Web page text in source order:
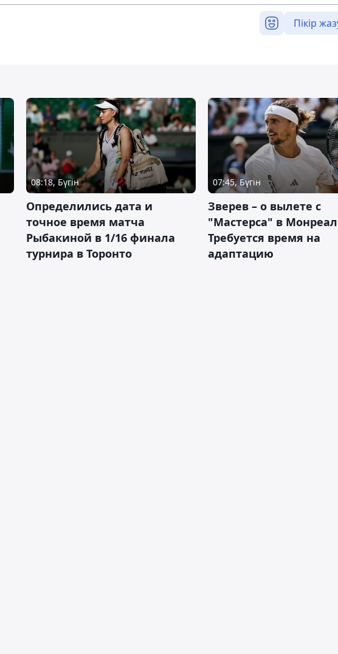
Пікір
08:18, Бүгін
Определились дата и
точное время матча
Рыбакиной в 1/16 финала
турнира в Торонто
07:45, Бүгін
Зверев – о вылете с
"Мастерса" в
Требуется время на
адаптацию